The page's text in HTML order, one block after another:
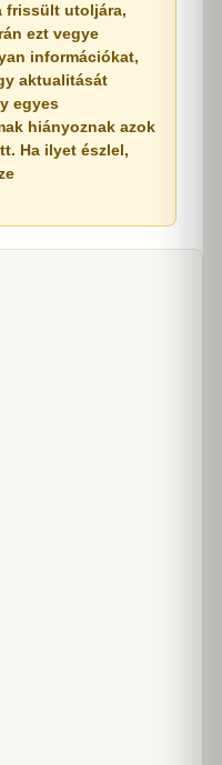
frissült utoljára,
ezt vegye
információkat,
aktualitását
egyes
hiányoznak azok
Ha ilyet észlel,